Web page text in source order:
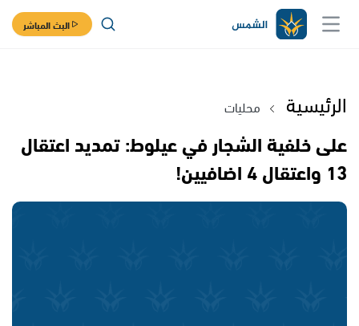
البث المباشر
الرئيسية محليات
على خلفية الشجار في عيلوط: تمديد اعتقال
13 واعتقال 4 اضافيين!